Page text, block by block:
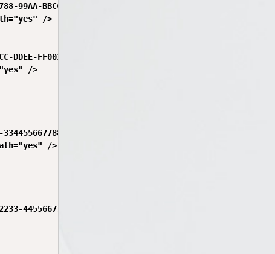
99AA-BBCCDDEEFF00">
/>
DDEE-FF0011223344">
/>
/>
445566778899">